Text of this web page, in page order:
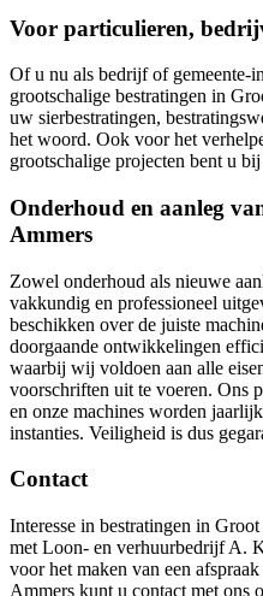
Voor particulieren,
Of u nu als bedrijf of gemeente-
grootschalige bestratingen in
uw sierbestratingen,
het woord. Ook voor het
grootschalige projecten bent u
Onderhoud en aanleg
Ammers
Zowel onderhoud als nieuwe
vakkundig en professioneel
beschikken over de juiste
doorgaande ontwikkelingen
waarbij wij voldoen aan alle
voorschriften uit te voeren. Ons
en onze machines worden
instanties. Veiligheid is dus
Contact
Interesse in bestratingen in
met Loon- en verhuurbedrijf A.
voor het maken van een
Ammers kunt u contact met ons